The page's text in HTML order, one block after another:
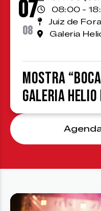
07
08
08:00 -
Juiz de Fora
Galeria
Mostra
Galeria Helio